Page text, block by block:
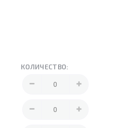
КОЛИЧЕСТВО: